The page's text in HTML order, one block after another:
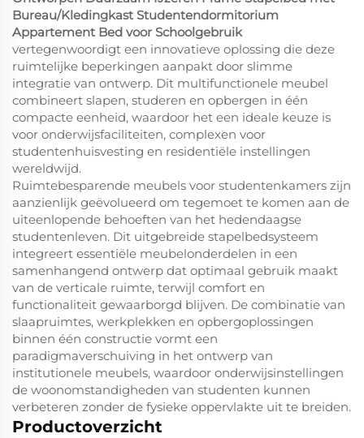
Bureau/Kledingkast Studentendormitorium
Appartement Bed voor Schoolgebruik
vertegenwoordigt een innovatieve oplossing die deze
ruimtelijke beperkingen aanpakt door slimme
integratie van ontwerp. Dit multifunctionele meubel
combineert slapen, studeren en opbergen in één
compacte eenheid, waardoor het een ideale keuze is
voor onderwijsfaciliteiten, complexen voor
studentenhuisvesting en residentiële instellingen
wereldwijd.
Ruimtebesparende meubels voor studentenkamers zijn
aanzienlijk geëvolueerd om tegemoet te komen aan de
uiteenlopende behoeften van het hedendaagse
studentenleven. Dit uitgebreide stapelbedsysteem
integreert essentiële meubelonderdelen in een
samenhangend ontwerp dat optimaal gebruik maakt
van de verticale ruimte, terwijl comfort en
functionaliteit gewaarborgd blijven. De combinatie van
slaapruimtes, werkplekken en opbergoplossingen
binnen één constructie vormt een
paradigmaverschuiving in het ontwerp van
institutionele meubels, waardoor onderwijsinstellingen
de woonomstandigheden van studenten kunnen
verbeteren zonder de fysieke oppervlakte uit te breiden.
Productoverzicht